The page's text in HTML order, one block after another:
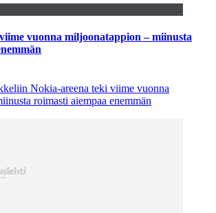
vuonna miljoonatappion – miinusta
Nokia-areena teki viime vuonna
roimasti aiempaa enemmän